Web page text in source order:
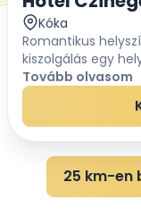
Kóka
Romantikus
kiszolgálás egy
megközelíthető
környezetben és
Tovább olvasom
25 km-en